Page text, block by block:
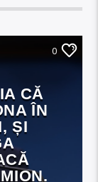
0
CĂ
ÎN
ȘI